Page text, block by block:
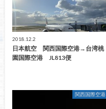
2018.12.2
日本航空 関西国際空港→台湾桃
園国際空港 JL813便
関西国際空港